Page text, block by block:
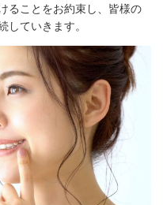
ることをお約束し、皆様の
していきます。